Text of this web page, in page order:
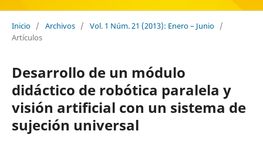
Inicio / Archivos / Vol. 1 Núm. 21 (2013): Enero – Junio /
Artículos
Desarrollo de un módulo
didáctico de robótica paralela y
visión artificial con un sistema de
sujeción universal